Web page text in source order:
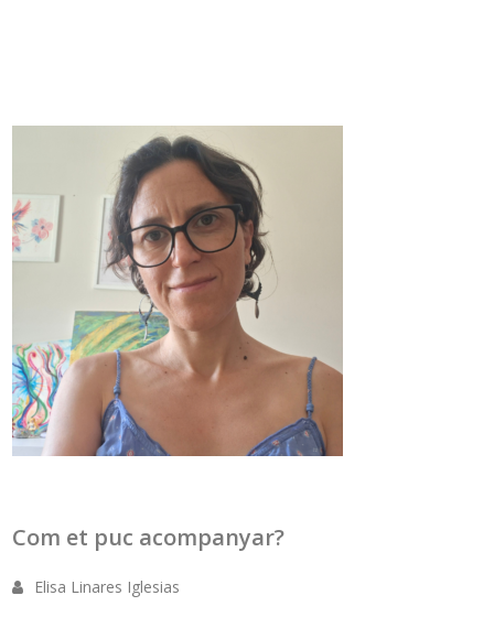
Com et puc acompanyar?
Elisa Linares Iglesias